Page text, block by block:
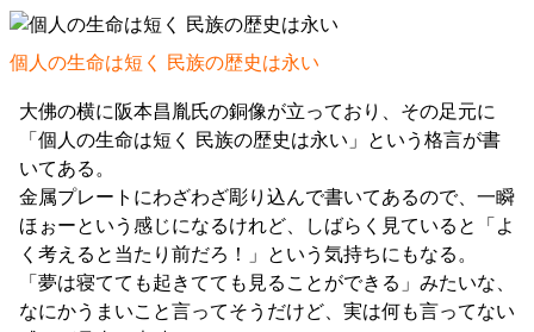
個人の生命は短く 民族の歴史は永い
大佛の横に阪本昌胤氏の銅像が立っており、その足元に
「個人の生命は短く 民族の歴史は永い」という格言が書
いてある。
金属プレートにわざわざ彫り込んで書いてあるので、一瞬
ほぉーという感じになるけれど、しばらく見ていると「よ
く考えると当たり前だろ！」という気持ちにもなる。
「夢は寝てても起きてても見ることができる」みたいな、
なにかうまいこと言ってそうだけど、実は何も言ってない